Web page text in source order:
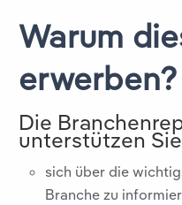
Warum
erwerben?
Die
unterstützen
sich über die
Branche zu